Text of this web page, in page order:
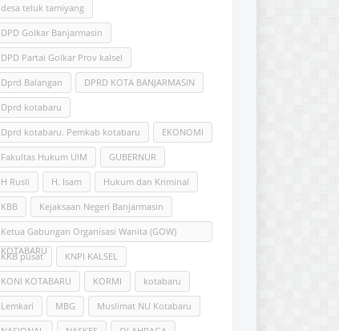
desa teluk tamiyang
DPD Golkar Banjarmasin
DPD Partai Golkar Prov kalsel
Dprd Balangan DPRD KOTA BANJARMASIN
Dprd kotabaru
Dprd kotabaru. Pemkab kotabaru EKONOMI
Fakultas Hukum UlM GUBERNUR
H Rusli H. Isam Hukum dan Kriminal
KBB Kejaksaan Negeri Banjarmasin
Ketua Gabungan Organisasi Wanita (GOW)
KOTABARU
KKB pusat KNPI KALSEL
KONI KOTABARU KORMI kotabaru
Lemkari MBG Muslimat NU Kotabaru